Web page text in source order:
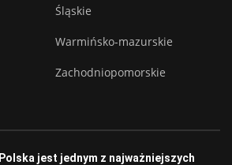
Śląskie
Warmińsko-mazurskie
Zachodniopomorskie
Polska jest jednym z najważniejszych